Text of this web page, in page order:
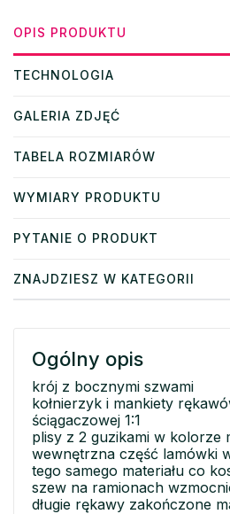
OPIS PRODUKTU
TECHNOLOGIA
GALERIA ZDJĘĆ
TABELA ROZMIARÓW
WYMIARY PRODUKTU
PYTANIE O PRODUKT
ZNAJDZIESZ W KATEGORII
Ogólny opis
krój z bocznymi szwami
kołnierzyk i mankiety
ściągaczowej 1:1
plisy z 2 guzikami w kolorze
wewnętrzna część lamówki
tego samego materiału co
szew na ramionach
długie rękawy zakończone